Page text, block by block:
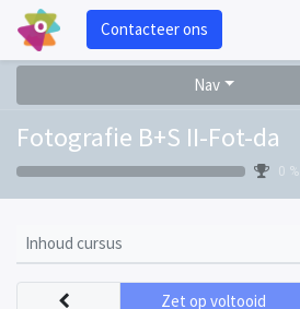
Contacteer ons
Nav
Fotografie B+S II-Fot-da
0 %
Inhoud cursus
Zet op voltooid